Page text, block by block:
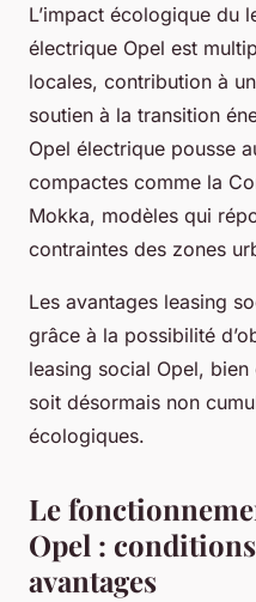
L’impact écologique du
électrique Opel est
locales, contribution à
soutien à la transition
Opel électrique pousse
compactes comme la
Mokka, modèles qui
contraintes des zones
Les avantages leasing
grâce à la possibilité
leasing social Opel, bien
soit désormais non
écologiques.
Le
Opel :
avantages